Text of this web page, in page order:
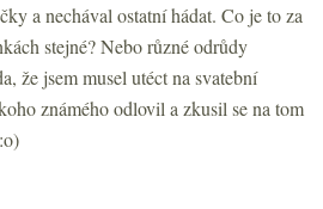
a nechával ostatní hádat. Co je to za
stejné? Nebo různé odrůdy
že jsem musel utéct na svatební
známého odlovil a zkusil se na tom